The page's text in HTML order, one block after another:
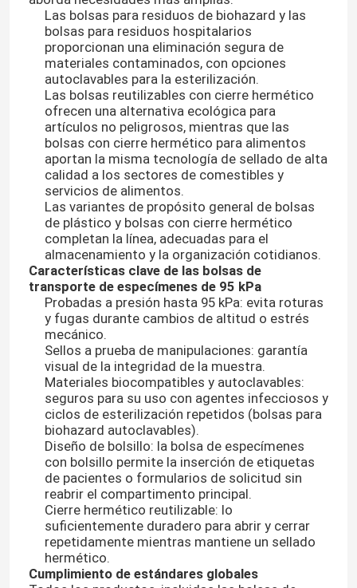
En casa
Las bolsas para residuos de biohazard y las
bolsas para residuos hospitalarios
proporcionan una eliminación segura de
materiales contaminados, con opciones
autoclavables para la esterilización.
Las bolsas reutilizables con cierre hermético
ofrecen una alternativa ecológica para
artículos no peligrosos, mientras que las
bolsas con cierre hermético para alimentos
aportan la misma tecnología de sellado de alta
calidad a los sectores de comestibles y
servicios de alimentos.
Las variantes de propósito general de bolsas
de plástico y bolsas con cierre hermético
completan la línea, adecuadas para el
almacenamiento y la organización cotidianos.
Características clave de las bolsas de
transporte de especímenes de 95 kPa
Probadas a presión hasta 95 kPa: evita roturas
y fugas durante cambios de altitud o estrés
mecánico.
Sellos a prueba de manipulaciones: garantía
visual de la integridad de la muestra.
Materiales biocompatibles y autoclavables:
seguros para su uso con agentes infecciosos y
ciclos de esterilización repetidos (bolsas para
biohazard autoclavables).
Diseño de bolsillo: la bolsa de especímenes
con bolsillo permite la inserción de etiquetas
de pacientes o formularios de solicitud sin
reabrir el compartimento principal.
Cierre hermético reutilizable: lo
suficientemente duradero para abrir y cerrar
repetidamente mientras mantiene un sellado
hermético.
Cumplimiento de estándares globales